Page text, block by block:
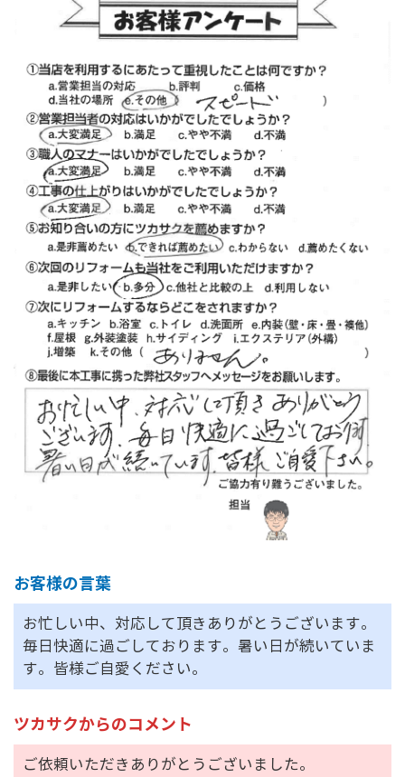
お客様の言葉
お忙しい中、対応して頂きありがとうございます。
毎日快適に過ごしております。暑い日が続いていま
す。皆様ご自愛ください。
ツカサクからのコメント
ご依頼いただきありがとうございました。